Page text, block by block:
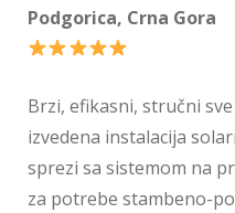
Podgorica, Crna Gora
Brzi, efikasni, stručni
izvedena instalacija
sprezi sa sistemom na
za potrebe stambeno-